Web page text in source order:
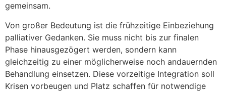
gemeinsam.
Von großer Bedeutung ist die frühzeitige Einbeziehung
palliativer Gedanken. Sie muss nicht bis zur finalen
Phase hinausgezögert werden, sondern kann
gleichzeitig zu einer möglicherweise noch andauernden
Behandlung einsetzen. Diese vorzeitige Integration soll
Krisen vorbeugen und Platz schaffen für notwendige